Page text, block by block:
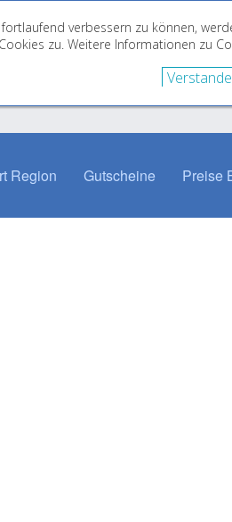
verbessern zu können,
zu. Weitere Informationen zu
Region Gutscheine Preise